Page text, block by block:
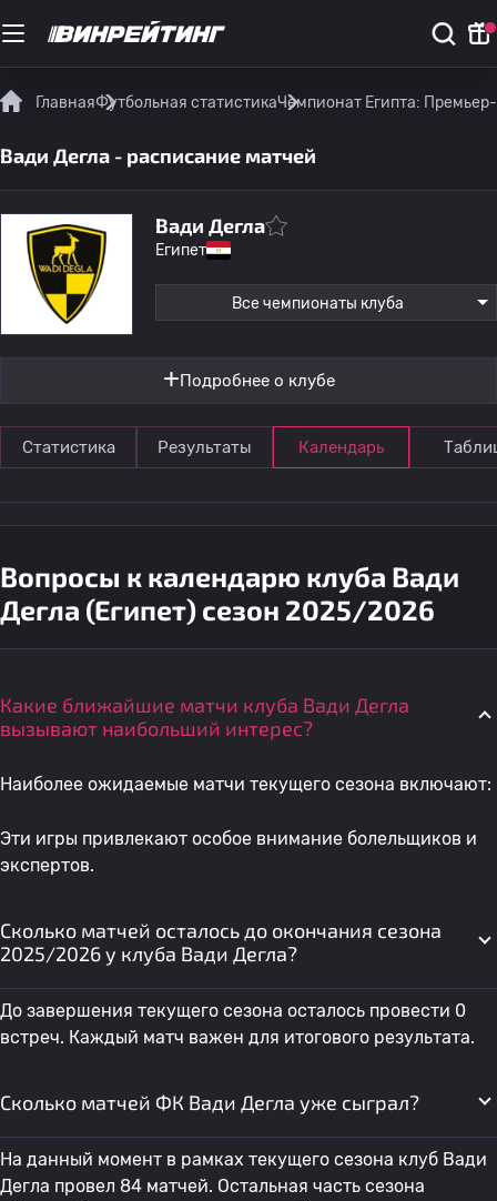
ГлавнаяФутбольная статистикаЧемпионат Египта:
Вади Дегла - расписание матчей
Вади Дегла
Египет
Все чемпионаты клуба
Подробнее о клубе
Статистика Результаты Календарь
Вопросы к календарю клуба Вади
Дегла (Египет) сезон 2025/2026
Какие ближайшие матчи клуба Вади Дегла
вызывают наибольший интерес?
Наиболее ожидаемые матчи текущего сезона включают:
Эти игры привлекают особое внимание болельщиков и
экспертов.
Сколько матчей осталось до окончания сезона
2025/2026 у клуба Вади Дегла?
До завершения текущего сезона осталось провести 0
встреч. Каждый матч важен для итогового результата.
Сколько матчей ФК Вади Дегла уже сыграл?
На данный момент в рамках текущего сезона клуб Вади
Дегла провел 84 матчей. Остальная часть сезона